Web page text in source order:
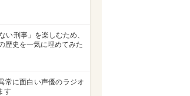
い刑事」を楽しむため、
歴史を一気に埋めてみた
常に面白い声優のラジオ
す